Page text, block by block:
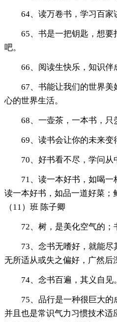
64、读万卷书，学习百
65、书是一把钥匙，想
吧。
66、阅读生快乐，知识
67、书能让我们的世界
心的世界生活。
68、一壶茶，一本书，只
69、读书会让你的未来变
70、好书看不尽，学问从
71、读一本好书，如喝一
读一本好书，如品一道好菜
（11）班 陈子卿
72、树，是美化空气的；
73、念书无嗜好，就能
无所适从或失之偏好，广然后
74、念书百遍，其义自
75、品行是一种很巨大的
并且也是常识气力习惯技术适